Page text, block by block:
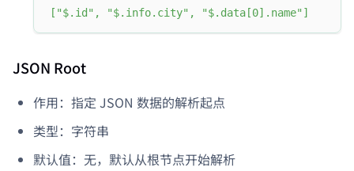
[ "$.id" , "$.info.city" , "$.data[0].name" ]
JSON Root
作用：指定 JSON 数据的解析起点
类型：字符串
默认值：无，默认从根节点开始解析